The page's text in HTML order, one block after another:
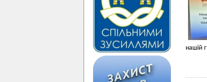
нашій